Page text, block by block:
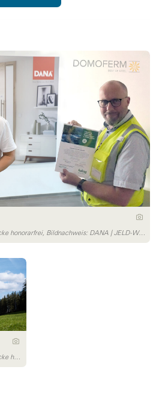
© Abdruck für Pressezwecke honorarfrei, Bildnachweis: DANA | JELD-WEN Türen GmbH
© Abdruck für Pressezwecke honorarfrei, Bildnachweis: DANA | JELD-WEN Türen GmbH